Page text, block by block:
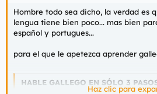
Hombre todo sea dicho, la verdad es
lengua tiene bien poco... mas bien
español y portugues...
para el que le apetezca aprender
HABLE GALLEGO EN SÓLO 3
Haz clic para